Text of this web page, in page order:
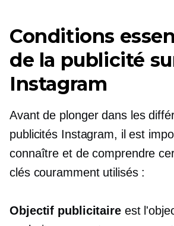
Conditions
de la publicité
Instagram
Avant de plonger dans les
publicités Instagram, il est
connaître et de comprendre
clés couramment utilisés :
Objectif publicitaireest